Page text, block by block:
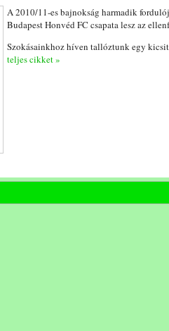
A 2010/11-es bajnokság harmadik
Budapest Honvéd FC csapata lesz az
Szokásainkhoz híven tallóztunk egy
teljes cikket »